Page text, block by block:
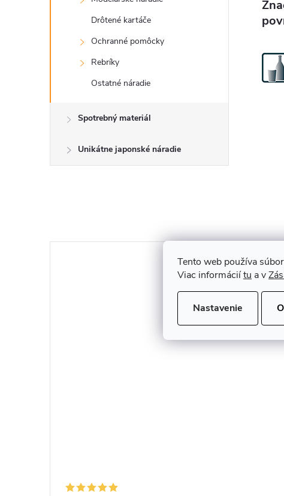
Tento web používa
Viac informáciítu a v
Nastavenie
Drôtené kartáče
Ochranné pomôcky
Rebríky
Ostatné náradie
Spotrebný materiál
Unikátne japonské náradie